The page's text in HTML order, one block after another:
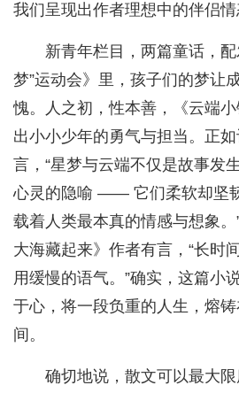
我们呈现出作者理想中的伴侣情
新青年栏目，两篇童话，
梦”运动会》里，孩子们的梦让
愧。人之初，性本善，《云端
出小小少年的勇气与担当。正
言，“星梦与云端不仅是故事发
心灵的隐喻 —— 它们柔软却坚
载着人类最本真的情感与想象
大海藏起来》作者有言，“长时
用缓慢的语气。”确实，这篇小
于心，将一段负重的人生，熔
间。
确切地说，散文可以最大